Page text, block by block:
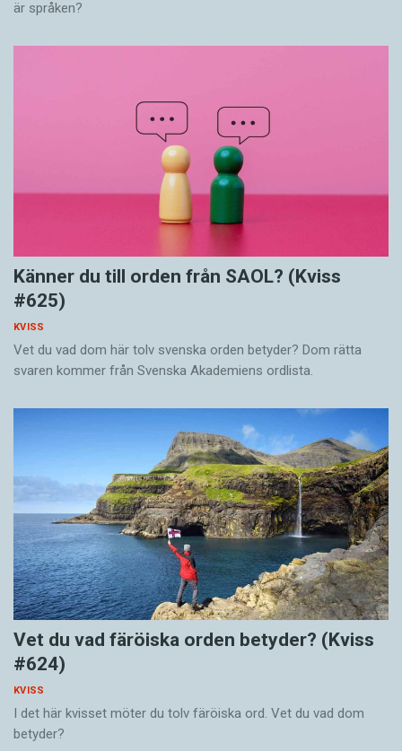
är språken?
Känner du till orden från SAOL? (Kviss
#625)
KVISS
Vet du vad dom här tolv svenska orden betyder? Dom rätta
svaren kommer från Svenska Akademiens ordlista.
Vet du vad färöiska orden betyder? (Kviss
#624)
KVISS
I det här kvisset möter du tolv färöiska ord. Vet du vad dom
betyder?